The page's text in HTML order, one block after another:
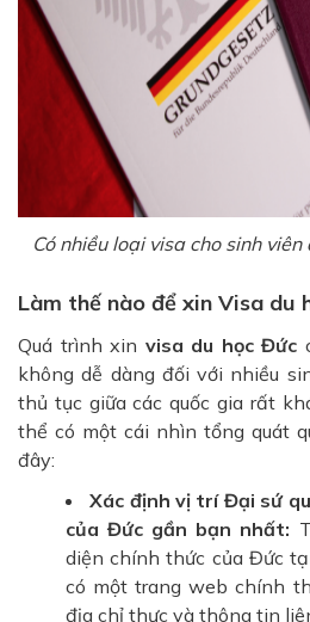
Có nhiều loại visa cho sinh
Làm thế nào để xin Visa du
Quá trình xin visa du học Đức
không dễ dàng đối với nhiều
thủ tục giữa các quốc gia rất
thể có một cái nhìn tổng quát
đây:
Xác định vị trí Đại sứ
của Đức gần bạn nhất:
diện chính thức của Đức
có một trang web chính
địa chỉ thực và thông tin